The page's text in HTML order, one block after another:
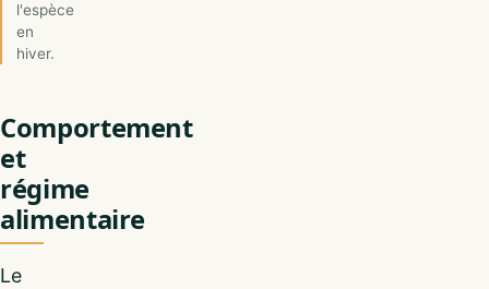
l'espèce
en
hiver.
Comportement
et
régime
alimentaire
Le